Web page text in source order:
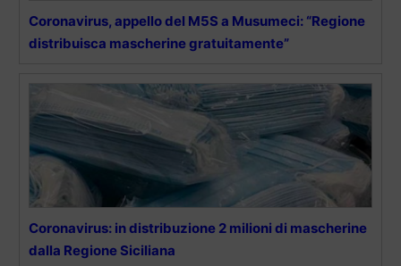
Coronavirus, appello del M5S a Musumeci: “Regione
distribuisca mascherine gratuitamente”
Coronavirus: in distribuzione 2 milioni di mascherine
dalla Regione Siciliana